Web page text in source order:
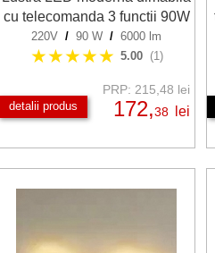
cu telecomanda 3 functii 90W
220V / 90 W / 6000 lm
★★★★★ 5.00 (1)
detalii produs
PRP: 215,48 lei
172,38 lei